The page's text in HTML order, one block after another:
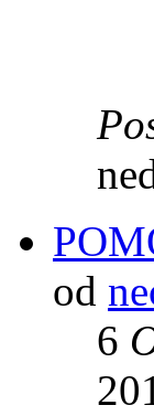
od
6